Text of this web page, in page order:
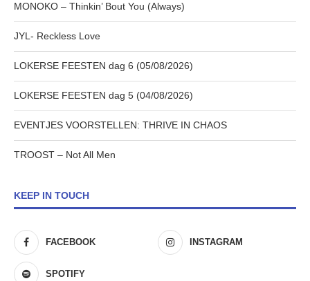
MONOKO – Thinkin’ Bout You (Always)
JYL- Reckless Love
LOKERSE FEESTEN dag 6 (05/08/2026)
LOKERSE FEESTEN dag 5 (04/08/2026)
EVENTJES VOORSTELLEN: THRIVE IN CHAOS
TROOST – Not All Men
KEEP IN TOUCH
FACEBOOK INSTAGRAM
SPOTIFY